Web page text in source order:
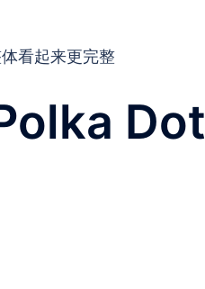
看起来更完整
Dot